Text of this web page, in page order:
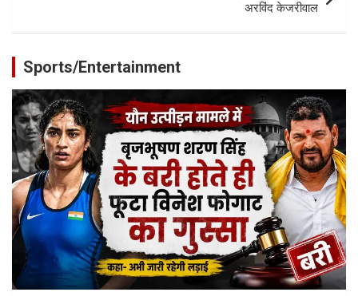
अरविंद केजरीवाल
Sports/Entertainment